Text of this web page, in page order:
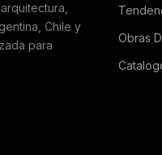
Chile y
para
Obras